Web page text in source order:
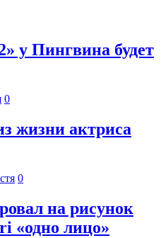
у Пингвина будет
0
жизни актриса
0
на рисунок
«одно лицо»